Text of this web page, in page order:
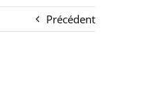
Précédent